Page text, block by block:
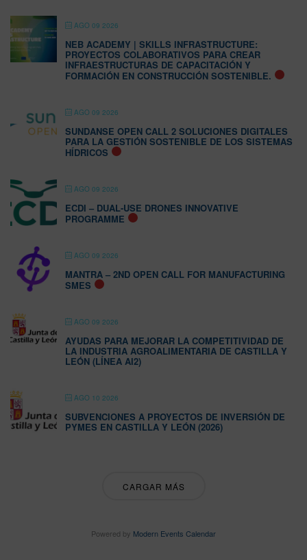
AGO 09 2026
NEB ACADEMY | SKILLS INFRASTRUCTURE:
PROYECTOS COLABORATIVOS PARA CREAR
INFRAESTRUCTURAS DE CAPACITACIÓN Y
FORMACIÓN EN CONSTRUCCIÓN SOSTENIBLE.
AGO 09 2026
SUNDANSE OPEN CALL 2 SOLUCIONES DIGITALES
PARA LA GESTIÓN SOSTENIBLE DE LOS SISTEMAS
HÍDRICOS
AGO 09 2026
ECDI – DUAL-USE DRONES INNOVATIVE
PROGRAMME
AGO 09 2026
MANTRA – 2ND OPEN CALL FOR MANUFACTURING
SMES
AGO 09 2026
AYUDAS PARA MEJORAR LA COMPETITIVIDAD DE
LA INDUSTRIA AGROALIMENTARIA DE CASTILLA Y
LEÓN (LÍNEA AI2)
AGO 10 2026
SUBVENCIONES A PROYECTOS DE INVERSIÓN DE
PYMES EN CASTILLA Y LEÓN (2026)
CARGAR MÁS
Powered by Modern Events Calendar